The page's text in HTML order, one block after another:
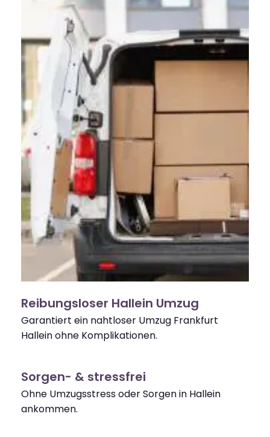
Reibungsloser Hallein Umzug
Garantiert ein nahtloser Umzug Frankfurt
Hallein ohne Komplikationen.
Sorgen- & stressfrei
Ohne Umzugsstress oder Sorgen in Hallein
ankommen.